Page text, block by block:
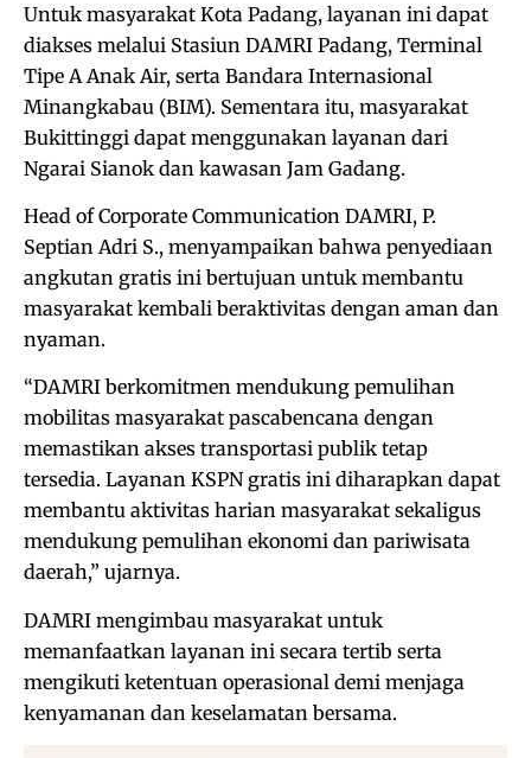
Untuk masyarakat Kota Padang, layanan ini dapat
diakses melalui Stasiun DAMRI Padang, Terminal
Tipe A Anak Air, serta Bandara Internasional
Minangkabau (BIM). Sementara itu, masyarakat
Bukittinggi dapat menggunakan layanan dari
Ngarai Sianok dan kawasan Jam Gadang.
Head of Corporate Communication DAMRI, P.
Septian Adri S., menyampaikan bahwa penyediaan
angkutan gratis ini bertujuan untuk membantu
masyarakat kembali beraktivitas dengan aman dan
nyaman.
“DAMRI berkomitmen mendukung pemulihan
mobilitas masyarakat pascabencana dengan
memastikan akses transportasi publik tetap
tersedia. Layanan KSPN gratis ini diharapkan dapat
membantu aktivitas harian masyarakat sekaligus
mendukung pemulihan ekonomi dan pariwisata
daerah,” ujarnya.
DAMRI mengimbau masyarakat untuk
memanfaatkan layanan ini secara tertib serta
mengikuti ketentuan operasional demi menjaga
kenyamanan dan keselamatan bersama.